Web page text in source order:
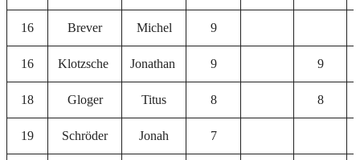
16 Brever Michel 9
16 Klotzsche Jonathan 9 9
18 Gloger Titus 8 8
19 Schröder Jonah 7